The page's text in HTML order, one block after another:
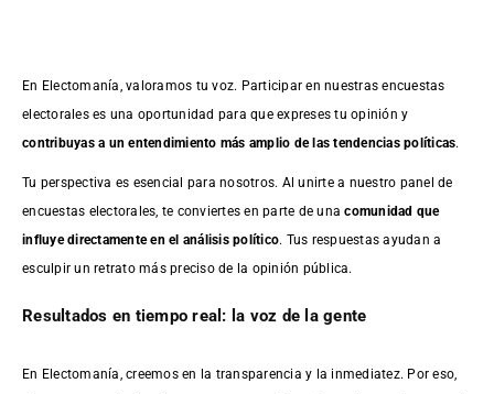
En Electomanía, valoramos tu voz. Participar en nuestras encuestas
electorales es una oportunidad para que expreses tu opinión y
contribuyas a un entendimiento más amplio de las tendencias políticas.
Tu perspectiva es esencial para nosotros. Al unirte a nuestro panel de
encuestas electorales, te conviertes en parte de unacomunidad que
influye directamente en el análisis político. Tus respuestas ayudan a
esculpir un retrato más preciso de la opinión pública.
Resultados en tiempo real: la voz de la gente
En Electomanía, creemos en la transparencia y la inmediatez. Por eso,